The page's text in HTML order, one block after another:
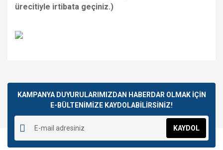
ürecitiyle irtibata geçiniz.)
Yorum Yaz
kullanarak tarafımıza iletebilirsiniz.
Görüş ve önerileriniz için teşekkür ederiz.
Ürün resmi kalitesiz, bozuk veya görüntülenemiyor.
Ürün açıklamasında eksik bilgiler bulunuyor.
Ürün bilgilerinde hatalar bulunuyor.
KAMPANYA DUYURULARIMIZDAN HABERDAR OLMAK İÇİN
E-BÜLTENİMİZE KAYDOLABİLİRSİNİZ!
KAYDOL